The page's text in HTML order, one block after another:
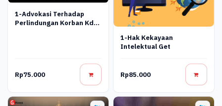
1-Advokasi Terhadap
Perlindungan Korban Kdrt
Rp75.000
1-Hak Kekayaan
Intelektual Get
Rp85.000